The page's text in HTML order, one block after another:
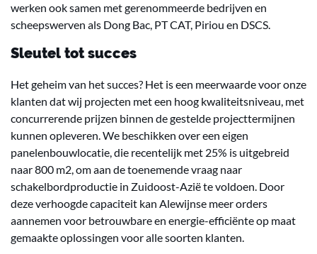
werken ook samen met gerenommeerde bedrijven en
scheepswerven als Dong Bac, PT CAT, Piriou en DSCS.
Sleutel tot succes
Het geheim van het succes? Het is een meerwaarde voor onze
klanten dat wij projecten met een hoog kwaliteitsniveau, met
concurrerende prijzen binnen de gestelde projecttermijnen
kunnen opleveren. We beschikken over een eigen
panelenbouwlocatie, die recentelijk met 25% is uitgebreid
naar 800 m2, om aan de toenemende vraag naar
schakelbordproductie in Zuidoost-Azië te voldoen. Door
deze verhoogde capaciteit kan Alewijnse meer orders
aannemen voor betrouwbare en energie-efficiënte op maat
gemaakte oplossingen voor alle soorten klanten.